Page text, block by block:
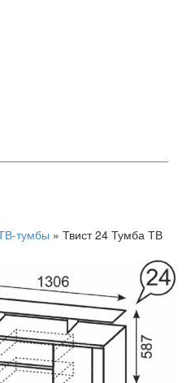
тумбы » Твист 24 Тумба ТВ